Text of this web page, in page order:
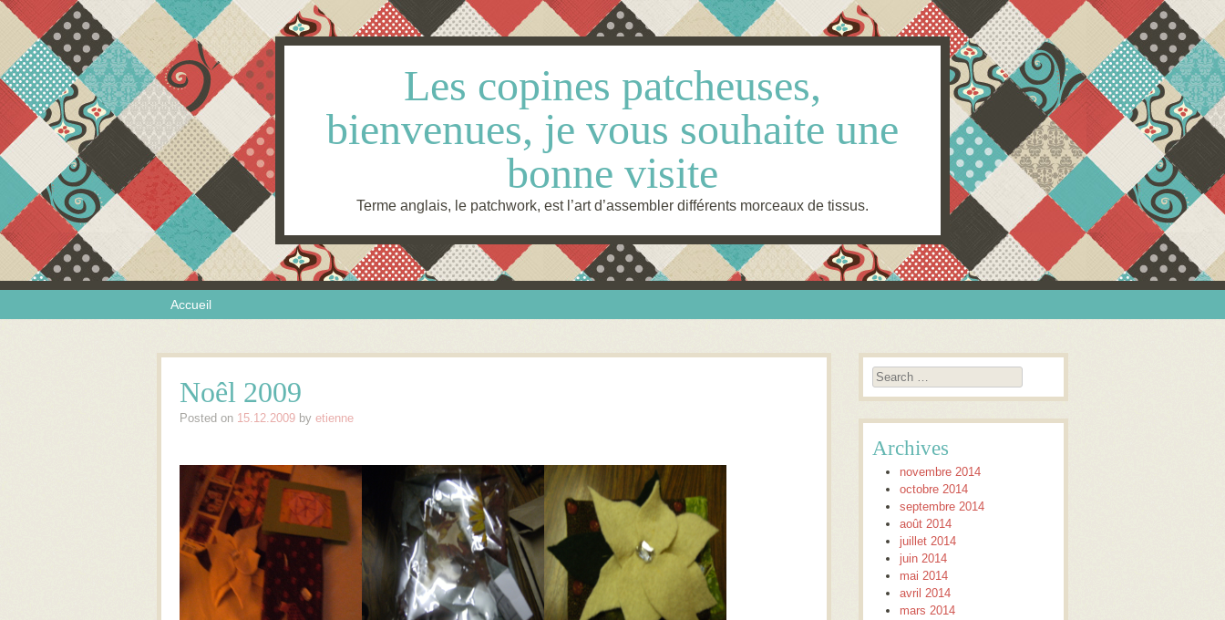
Les copines patcheuses,
bienvenues, je vous souhaite une
bonne visite
Terme anglais, le patchwork, est l’art d’assembler différents morceaux de tissus.
Menu Accueil
Noêl 2009
Posted on 15.12.2009 by etienne
Search
Archives
novembre 2014
octobre 2014
septembre 2014
août 2014
juillet 2014
juin 2014
mai 2014
avril 2014
mars 2014